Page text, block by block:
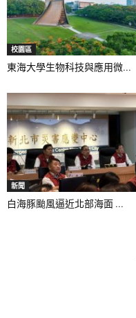
校園區
東海大學生物科技與應用微...
新聞
白海豚颱風逼近北部海面 ...